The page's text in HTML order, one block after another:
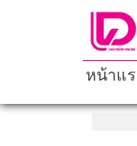
หน้าแ